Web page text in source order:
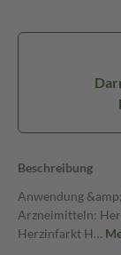
Beschreibung
Anwendung
Arzneimitteln:
Herzinfarkt H…